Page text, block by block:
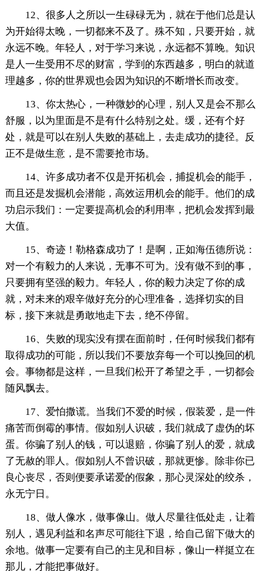
12、很多人之所以一生碌碌无为，就在于他们总是认
为开始得太晚，一切都来不及了。殊不知，只要开始，就
永远不晚。年轻人，对于学习来说，永远都不算晚。知识
是人一生受用不尽的财富，学到的东西越多，明白的就道
理越多，你的世界观也会因为知识的不断增长而改变。
13、你太热心，一种微妙的心理，别人又是会不那么
舒服，以为里面是不是有什么特别之处。缓，还有个好
处，就是可以在别人失败的基础上，去走成功的捷径。反
正不是做生意，是不需要抢市场。
14、许多成功者不仅是开拓机会，捕捉机会的能手，
而且还是发掘机会潜能，高效运用机会的能手。他们的成
功启示我们：一定要提高机会的利用率，把机会发挥到最
大值。
15、奇迹！勒格森成功了！是啊，正如海伍德所说：
对一个有毅力的人来说，无事不可为。没有做不到的事，
只要拥有坚强的毅力。年轻人，你的毅力决定了你的成
就，对未来的艰辛做好充分的心理准备，选择切实的目
标，接下来就是勇敢地走下去，绝不停留。
16、失败的现实没有摆在面前时，任何时候我们都有
取得成功的可能，所以我们不要放弃每一个可以挽回的机
会。事物都是这样，一旦我们松开了希望之手，一切都会
随风飘去。
17、爱怕撒谎。当我们不爱的时候，假装爱，是一件
痛苦而倒霉的事情。假如别人识破，我们就成了虚伪的坏
蛋。你骗了别人的钱，可以退赔，你骗了别人的爱，就成
了无赦的罪人。假如别人不曾识破，那就更惨。除非你已
良心丧尽，否则便要承诺爱的假象，那心灵深处的绞杀，
永无宁日。
18、做人像水，做事像山。做人尽量往低处走，让着
别人，遇见利益和名声尽可能往下退，给自己留下做大的
余地。做事一定要有自己的主见和目标，像山一样挺立在
那儿，才能把事做好。